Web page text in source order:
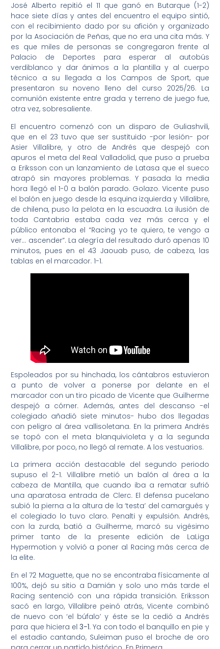
José Alberto repitió el 11 que ganó en Butarque (1-2)
hace siete días y antes del encuentro el equipo sintió,
con el recibimiento dado por su afición y organizado
por la Asociación de Peñas, que no era una cita más. Y
es que miles de personas se congregaron frente al
Palacio de Deportes para esperar al autobús
verdiblanco y dar ánimos a la plantilla y al cuerpo
técnico a su llegada a los Campos de Sport, que
presentaron su noveno lleno del curso 2025/26. La
comunión existente entre grada y terreno de juego fue,
otra vez, sobresaliente.
El encuentro comenzó con un disparo de Guliashvili,
que en el 23 tuvo que ser sustituido -por lesión- por
Asier Villalibre, y otro de Andrés que despejó con
apuros el meta del Real Valladolid, que puso a prueba
a Eriksson con un lanzamiento de Latasa que el sueco
atrapó sin mayores problemas. Y pasada la media
hora llegó el 1-0 a balón parado. Golazo. Vicente puso
el balón en juego desde la esquina izquierda y Villalibre,
de chilena, puso la pelota en la escuadra. La ilusión de
toda Cantabria estaba cada vez más cerca y el
público entonaba el “Racing yo te quiero, te vengo a
ver… ascender”. La alegría del resultado duró apenas 10
minutos, pues en el 43 Jaouab puso, de cabeza, las
tablas en el marcador. 1-1.
Espoleados por su hinchada, los cántabros estuvieron
a punto de volver a ponerse por delante en el
marcador con un tiro picado de Vicente que Guilherme
despejó a córner. Además, antes del descanso -el
colegiado añadió siete minutos- hubo dos llegadas
con peligro al área vallisoletana. En la primera Andrés
se topó con el meta blanquivioleta y a la segunda
Villalibre, por poco, no llegó al remate. A los vestuarios.
La primera acción destacable del segundo periodo
supuso el 2-1. Villalibre metió un balón al área a la
cabeza de Mantilla, que cuando iba a rematar sufrió
una aparatosa entrada de Clerc. El defensa pucelano
subió la pierna a la altura de la ‘testa’ del camargués y
el colegiado lo tuvo claro. Penalti y expulsión. Andrés,
con la zurda, batió a Guilherme, marcó su vigésimo
primer tanto de la presente edición de LaLiga
Hypermotion y volvió a poner al Racing más cerca de
la elite.
En el 72 Maguette, que no se encontraba físicamente al
100%, dejó su sitio a Damián y solo uno más tarde el
Racing sentenció con una rápida transición. Eriksson
sacó en largo, Villalibre peinó atrás, Vicente combinó
de nuevo con ‘el búfalo’ y éste se la cedió a Andrés
para que hiciera el3-1. Ya con todo el banquillo en pie y
el estadio cantando, Suleiman puso el broche de oro